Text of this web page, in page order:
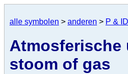
alle symbolen > anderen > P & ID
Atmosferische
stoom of gas